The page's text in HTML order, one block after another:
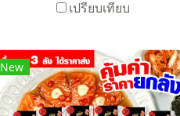
เปรียบเทียบ
New